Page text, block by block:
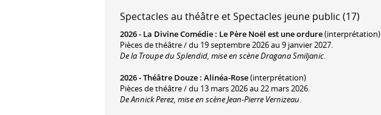
Spectacles au théâtre et Spectacles jeune public (17)
2026 - La Divine Comédie : Le Père Noël est une ordure(interprétation)
Pièces de théâtre / du 19 septembre 2026 au 9 janvier 2027.
De la Troupe du Splendid, mise en scène Dragana Smiljanic.
2026 -Théâtre Douze : Alinéa-Rose(interprétation)
Pièces de théâtre / du 13 mars 2026 au 22 mars 2026.
De Annick Perez, mise en scène Jean-Pierre Vernizeau.